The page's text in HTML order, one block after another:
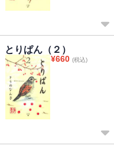
とりぱん（２）
¥660 (税込)